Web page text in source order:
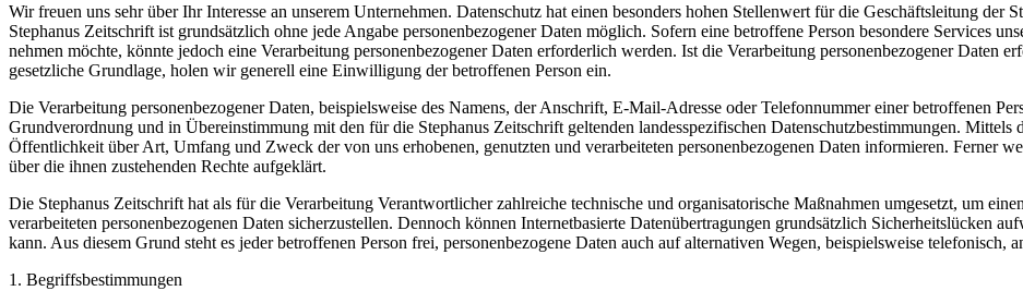
Wir freuen uns sehr über Ihr Interesse an unserem Unternehmen. Datenschutz hat einen besonders hohen Stellenwert für die Geschäftsleitung der
Stephanus Zeitschrift ist grundsätzlich ohne jede Angabe personenbezogener Daten möglich. Sofern eine betroffene Person besondere Services
nehmen möchte, könnte jedoch eine Verarbeitung personenbezogener Daten erforderlich werden. Ist die Verarbeitung personenbezogener Daten
gesetzliche Grundlage, holen wir generell eine Einwilligung der betroffenen Person ein.
Die Verarbeitung personenbezogener Daten, beispielsweise des Namens, der Anschrift, E-Mail-Adresse oder Telefonnummer einer betroffenen
Grundverordnung und in Übereinstimmung mit den für die Stephanus Zeitschrift geltenden landesspezifischen Datenschutzbestimmungen. Mittels
Öffentlichkeit über Art, Umfang und Zweck der von uns erhobenen, genutzten und verarbeiteten personenbezogenen Daten informieren. Ferner
über die ihnen zustehenden Rechte aufgeklärt.
Die Stephanus Zeitschrift hat als für die Verarbeitung Verantwortlicher zahlreiche technische und organisatorische Maßnahmen umgesetzt, um
verarbeiteten personenbezogenen Daten sicherzustellen. Dennoch können Internetbasierte Datenübertragungen grundsätzlich Sicherheitslücken
kann. Aus diesem Grund steht es jeder betroffenen Person frei, personenbezogene Daten auch auf alternativen Wegen, beispielsweise telefonisch,
1. Begriffsbestimmungen